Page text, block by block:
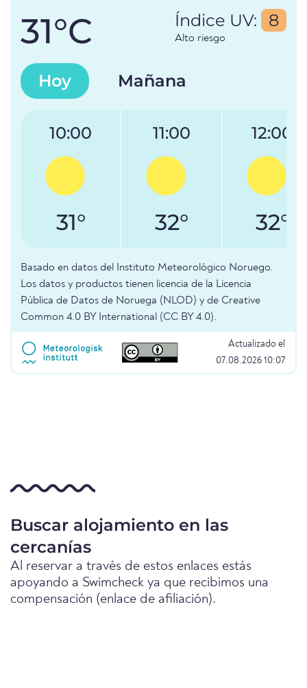
31°C Índice UV: 8
Alto riesgo
Hoy Mañana
10:00
31°
11:00
32°
12:00
32°
Basado en datos del Instituto Meteorológico Noruego.
Los datos y productos tienen licencia de la Licencia
Pública de Datos de Noruega (NLOD) y de Creative
Common 4.0 BY International (CC BY 4.0).
Actualizado el
07.08.2026 10:07
Buscar alojamiento en las
cercanías
Al reservar a través de estos enlaces estás
apoyando a Swimcheck ya que recibimos una
compensación (enlace de afiliación).